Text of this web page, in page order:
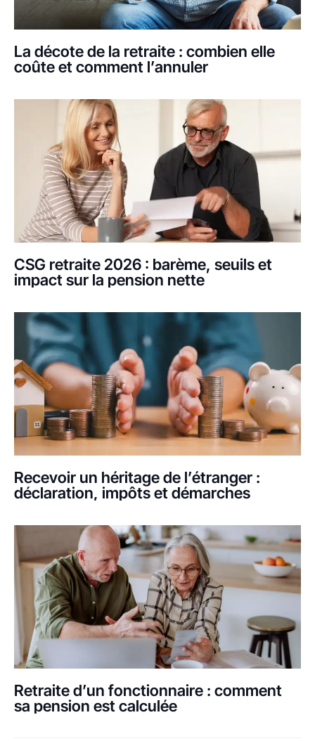
La décote de la retraite : combien elle
coûte et comment l’annuler
CSG retraite 2026 : barème, seuils et
impact sur la pension nette
Recevoir un héritage de l’étranger :
déclaration, impôts et démarches
Retraite d’un fonctionnaire : comment
sa pension est calculée